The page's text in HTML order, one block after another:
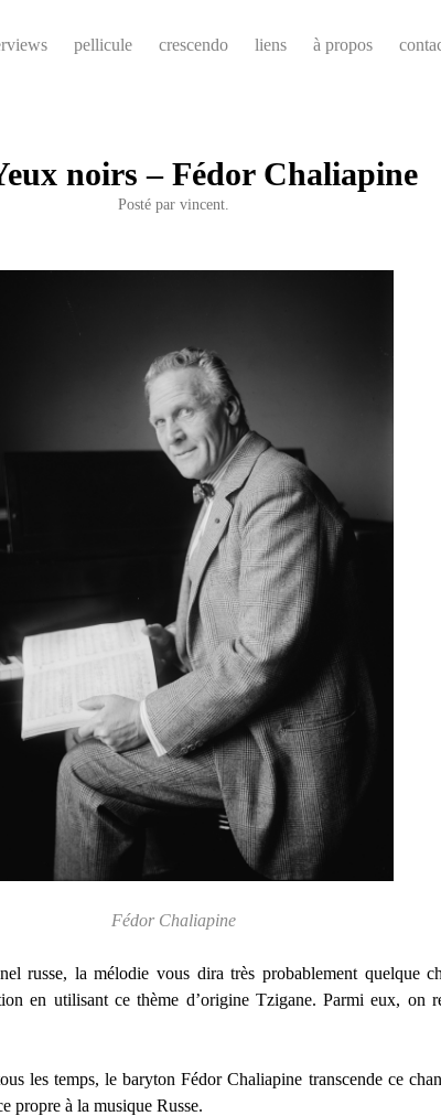
pellicule crescendo liens à propos
noirs – Fédor Chaliapine
Posté par vincent.
Fédor Chaliapine
russe, la mélodie vous dira très probablement quelque
en utilisant ce thème d’origine Tzigane. Parmi eux, on
les temps, le baryton Fédor Chaliapine transcende ce
propre à la musique Russe.